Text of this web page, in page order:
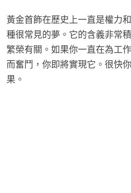
黃金首飾在歷史上一直是權力
種很常見的夢。它的含義非常
繁榮有關。如果你一直在為工
而奮鬥，你即將實現它。很快
果。